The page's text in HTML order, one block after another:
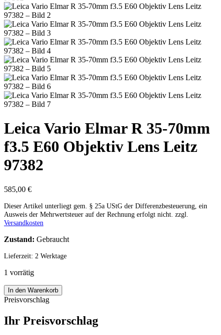
Leica Vario Elmar R 35-70mm
f3.5 E60 Objektiv Lens Leitz
97382
585,00 €
Dieser Artikel unterliegt gem. § 25a UStG der Differenzbesteuerung, ein
Ausweis der Mehrwertsteuer auf der Rechnung erfolgt nicht. zzgl.
Versandkosten
Zustand: Gebraucht
Lieferzeit: 2 Werktage
1 vorrätig
Leica
Vario
R
35-
In den Warenkorb
Preisvorschlag
Ihr Preisvorschlag